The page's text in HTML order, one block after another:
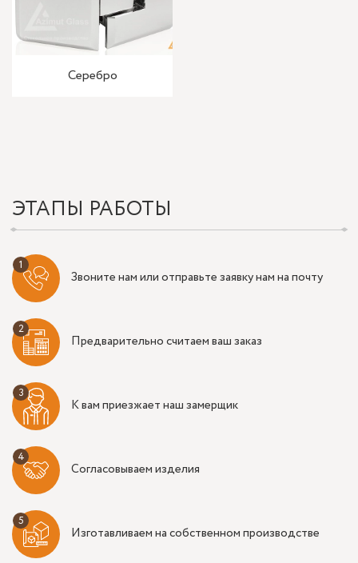
Серебро
ЭТАПЫ РАБОТЫ
Звоните нам или отправьте заявку нам на почту
Предварительно считаем ваш заказ
К вам приезжает наш замерщик
Согласовываем изделия
Изготавливаем на собственном производстве